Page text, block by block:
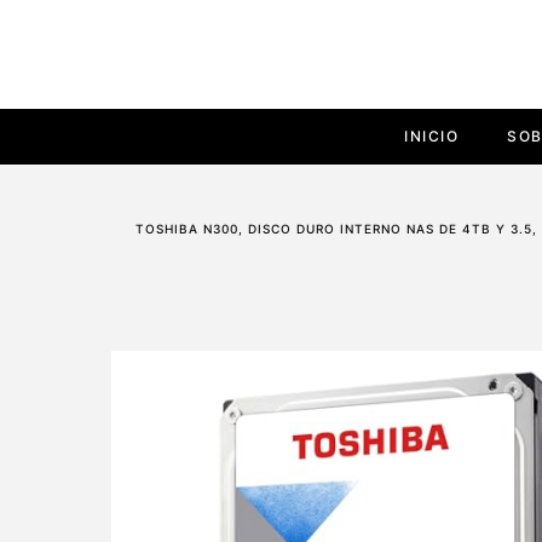
INICIO
TOSHIBA N300, DISCO DURO INTERNO NAS DE 4TB Y 3.5,